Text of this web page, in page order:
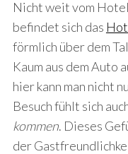
Nicht weit vom
befindet sich das
förmlich über dem
Kaum aus dem Auto
hier kann man nicht
Besuch fühlt sich
kommen. Dieses
der